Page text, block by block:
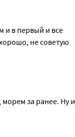
и в первый и все
не советую
за ранее. Ну и